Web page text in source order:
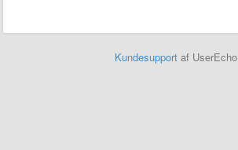
Kundesupport af UserEcho